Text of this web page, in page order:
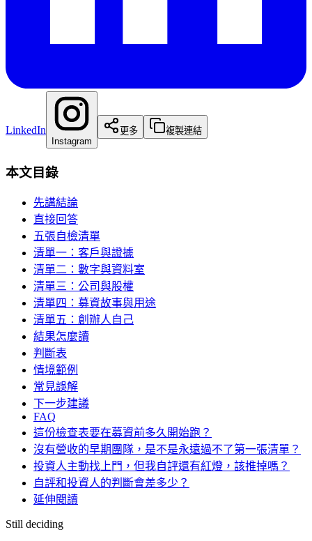
LinkedIn
Instagram
更多 複製連結
本文目錄
先講結論
直接回答
五張自檢清單
清單一：客戶與證據
清單二：數字與資料室
清單三：公司與股權
清單四：募資故事與用途
清單五：創辦人自己
結果怎麼讀
判斷表
情境範例
常見誤解
下一步建議
FAQ
這份檢查表要在募資前多久開始跑？
沒有營收的早期團隊，是不是永遠過不了第一張清單？
投資人主動找上門，但我自評還有紅燈，該推掉嗎？
自評和投資人的判斷會差多少？
延伸閱讀
Still deciding